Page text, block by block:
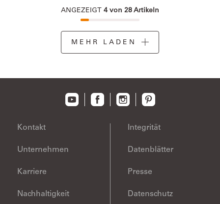
ANGEZEIGT 4 von 28 Artikeln
MEHR LADEN
Kontakt
Unternehmen
Karriere
Nachhaltigkeit
Integrität
Datenblätter
Presse
Datenschutz